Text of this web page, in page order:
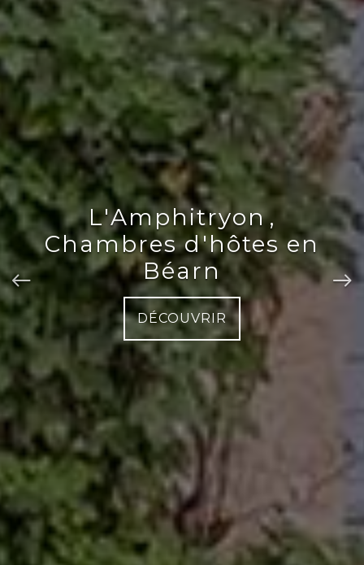
L'Amphitryon,
Chambres d'hôtes en
Béarn
DÉCOUVRIR